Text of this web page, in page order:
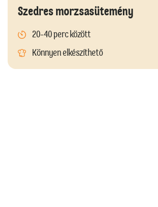
Szedres morzsasütemény
20-40 perc között
Könnyen elkészíthető